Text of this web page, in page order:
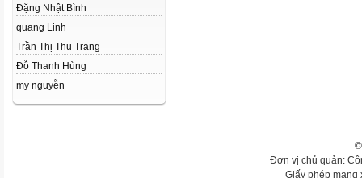
Đặng Nhật Bình
quang Linh
Trần Thị Thu Trang
Đỗ Thanh Hùng
my nguyễn
Đơn vị chủ quản:
Giấy phép mạng